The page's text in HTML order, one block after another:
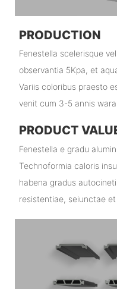
PRODUCTION
Fenestella scelerisque
observantia 5Kpa, et
Variis coloribus praesto
venit cum 3-5 annis
PRODUCT
Fenestella e gradu
Technoformia caloris
habena gradus
resistentiae, seiunctae